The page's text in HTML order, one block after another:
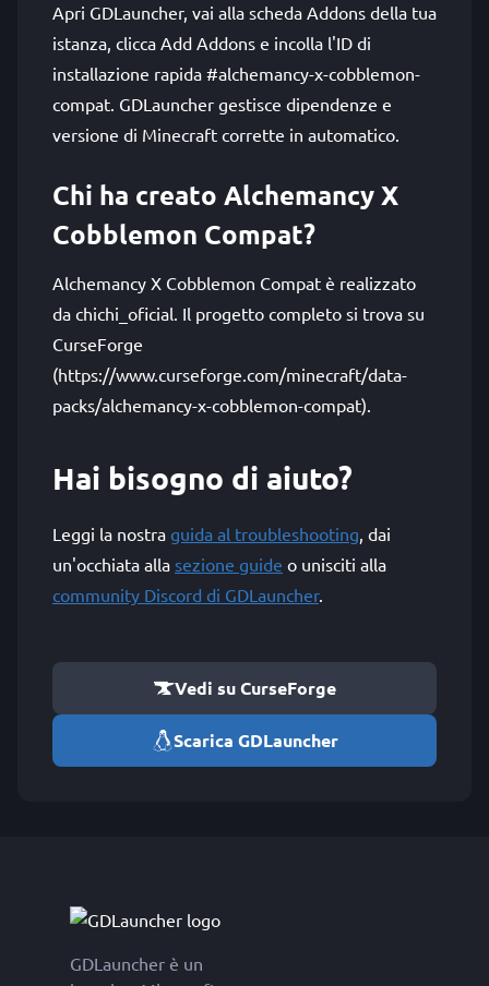
Apri GDLauncher, vai alla scheda Addons della tua
istanza, clicca Add Addons e incolla l'ID di
installazione rapida #alchemancy-x-cobblemon-
compat. GDLauncher gestisce dipendenze e
versione di Minecraft corrette in automatico.
Chi ha creato Alchemancy X
Cobblemon Compat?
Alchemancy X Cobblemon Compat è realizzato
da chichi_oficial. Il progetto completo si trova su
CurseForge
(https://www.curseforge.com/minecraft/data-
packs/alchemancy-x-cobblemon-compat).
Hai bisogno di aiuto?
Leggi la nostra guida al troubleshooting, dai
un'occhiata alla sezione guide o unisciti alla
community Discord di GDLauncher.
Vedi su CurseForge
Scarica GDLauncher
GDLauncher è un